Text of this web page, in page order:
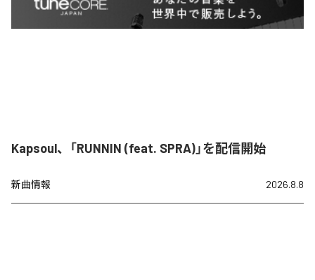
Kapsoul、「RUNNIN (feat. SPRA)」を配信開始
新曲情報 2026.8.8